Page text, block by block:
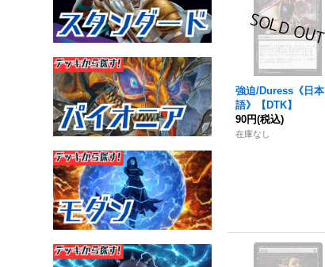
強迫/Duress《日本
語》【DTK】
90円(税込)
在庫なし